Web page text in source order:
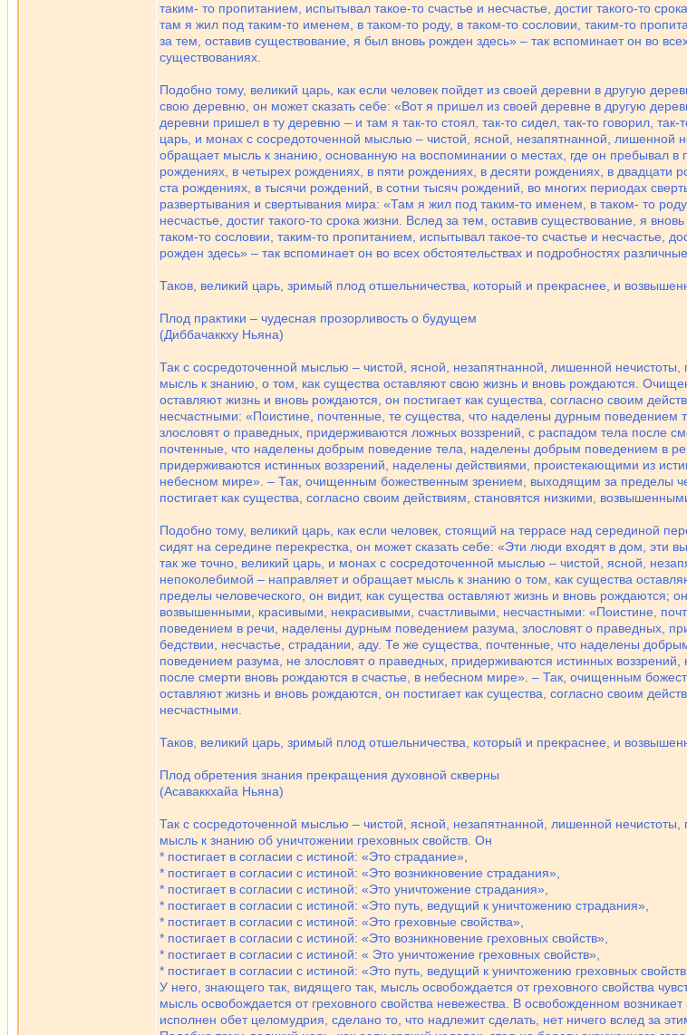
таким- то пропитанием, испытывал такое-то счастье и несчастье, достиг такого-то
там я жил под таким-то именем, в таком-то роду, в таком-то сословии, таким-то
за тем, оставив существование, я был вновь рожден здесь» – так вспоминает он во
существованиях.
Подобно тому, великий царь, как если человек пойдет из своей деревни в другую
свою деревню, он может сказать себе: «Вот я пришел из своей деревне в другую
деревни пришел в ту деревню – и там я так-то стоял, так-то сидел, так-то говорил,
царь, и монах с сосредоточенной мыслью – чистой, ясной, незапятнанной, лишенной
обращает мысль к знанию, основанную на воспоминании о местах, где он пребывал
рождениях, в четырех рождениях, в пяти рождениях, в десяти рождениях, в двадцати
ста рождениях, в тысячи рождений, в сотни тысяч рождений, во многих периодах
развертывания и свертывания мира: «Там я жил под таким-то именем, в таком- то
несчастье, достиг такого-то срока жизни. Вслед за тем, оставив существование, я
таком-то сословии, таким-то пропитанием, испытывал такое-то счастье и несчастье,
рожден здесь» – так вспоминает он во всех обстоятельствах и подробностях
Таков, великий царь, зримый плод отшельничества, который и прекраснее, и
Плод практики – чудесная прозорливость о будущем
(Диббачаккху Ньяна)
Так с сосредоточенной мыслью – чистой, ясной, незапятнанной, лишенной
мысль к знанию, о том, как существа оставляют свою жизнь и вновь рождаются.
оставляют жизнь и вновь рождаются, он постигает как существа, согласно своим
несчастными: «Поистине, почтенные, те существа, что наделены дурным
злословят о праведных, придерживаются ложных воззрений, с распадом тела после
почтенные, что наделены добрым поведение тела, наделены добрым поведением в
придерживаются истинных воззрений, наделены действиями, проистекающими из
небесном мире». – Так, очищенным божественным зрением, выходящим за пределы
постигает как существа, согласно своим действиям, становятся низкими,
Подобно тому, великий царь, как если человек, стоящий на террасе над серединой
сидят на середине перекрестка, он может сказать себе: «Эти люди входят в дом, эти
так же точно, великий царь, и монах с сосредоточенной мыслью – чистой, ясной,
непоколебимой – направляет и обращает мысль к знанию о том, как существа
пределы человеческого, он видит, как существа оставляют жизнь и вновь рождаются;
возвышенными, красивыми, некрасивыми, счастливыми, несчастными: «Поистине,
поведением в речи, наделены дурным поведением разума, злословят о праведных,
бедствии, несчастье, страдании, аду. Те же существа, почтенные, что наделены
поведением разума, не злословят о праведных, придерживаются истинных
после смерти вновь рождаются в счастье, в небесном мире». – Так, очищенным
оставляют жизнь и вновь рождаются, он постигает как существа, согласно своим
несчастными.
Таков, великий царь, зримый плод отшельничества, который и прекраснее, и
Плод обретения знания прекращения духовной скверны
(Асаваккхайа Ньяна)
Так с сосредоточенной мыслью – чистой, ясной, незапятнанной, лишенной
мысль к знанию об уничтожении греховных свойств. Он
* постигает в согласии с истиной: «Это страдание»,
* постигает в согласии с истиной: «Это возникновение страдания»,
* постигает в согласии с истиной: «Это уничтожение страдания»,
* постигает в согласии с истиной: «Это путь, ведущий к уничтожению страдания»,
* постигает в согласии с истиной: «Это греховные свойства»,
* постигает в согласии с истиной: «Это возникновение греховных свойств»,
* постигает в согласии с истиной: « Это уничтожение греховных свойств»,
* постигает в согласии с истиной: «Это путь, ведущий к уничтожению греховных
У него, знающего так, видящего так, мысль освобождается от греховного свойства
мысль освобождается от греховного свойства невежества. В освобожденном
исполнен обет целомудрия, сделано то, что надлежит сделать, нет ничего вслед за